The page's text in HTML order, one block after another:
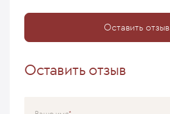
Оставить отзыв
Оставить отзыв